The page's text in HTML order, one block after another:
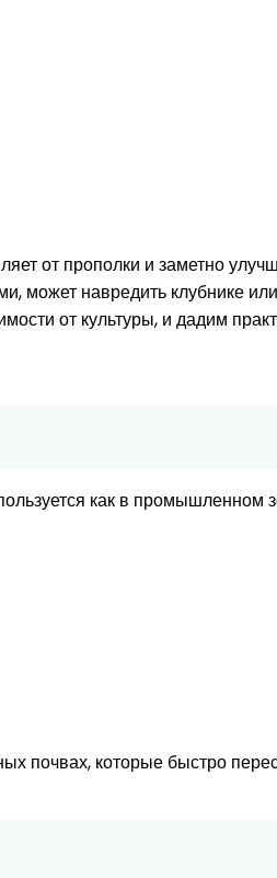
от прополки и заметно
может навредить клубнике
от культуры, и дадим
как в промышленном
почвах, которые быстро